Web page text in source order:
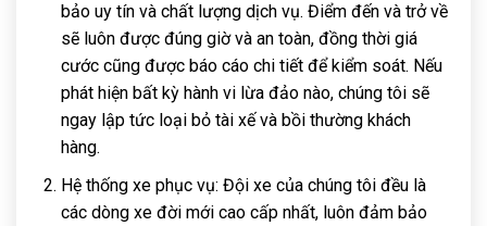
bảo uy tín và chất lượng dịch vụ. Điểm đến và trở về
sẽ luôn được đúng giờ và an toàn, đồng thời giá
cước cũng được báo cáo chi tiết để kiểm soát. Nếu
phát hiện bất kỳ hành vi lừa đảo nào, chúng tôi sẽ
ngay lập tức loại bỏ tài xế và bồi thường khách
hàng.
Hệ thống xe phục vụ: Đội xe của chúng tôi đều là
các dòng xe đời mới cao cấp nhất, luôn đảm bảo